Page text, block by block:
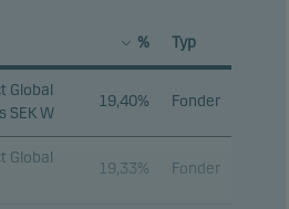
% Typ
Global
SEK W
19,40% Fonder
Global
19,33% Fonder